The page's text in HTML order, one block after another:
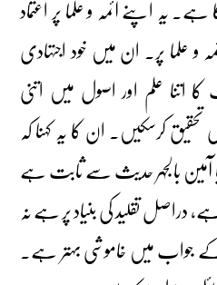
یہ اپنے آئمہ و علما پر اعتماد
علما پر۔ ان میں خود اجتہادی
اتنا علم اور اصول میں اتنی
کرسکیں۔ ان کا یہ کہنا کہ
آمین بالجہر حدیث سے ثابت ہے
تقلید کی بنیاد پر ہے نہ
کے جواب میں خاموشی بہتر ہے۔